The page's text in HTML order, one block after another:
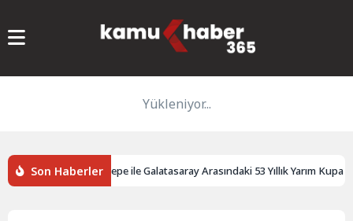
Yükleniyor...
Son HaberlerGöztepe ile Galatasaray Arasındaki 53 Yıllık Yarım Kupa